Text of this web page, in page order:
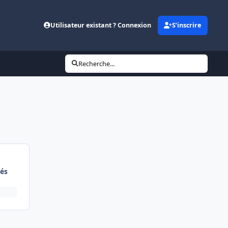
Utilisateur existant ? Connexion S’inscrire
Recherche...